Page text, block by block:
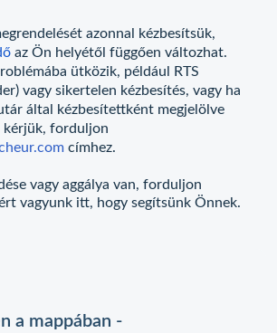
azonnal kézbesítsük,
az Ön helyétől függően változhat.
ütközik, például RTS
vagy sikertelen kézbesítés, vagy ha
által kézbesítettként megjelölve
kérjük, forduljon
címhez.
vagy aggálya van, forduljon
vagyunk itt, hogy segítsünk Önnek.
a mappában -